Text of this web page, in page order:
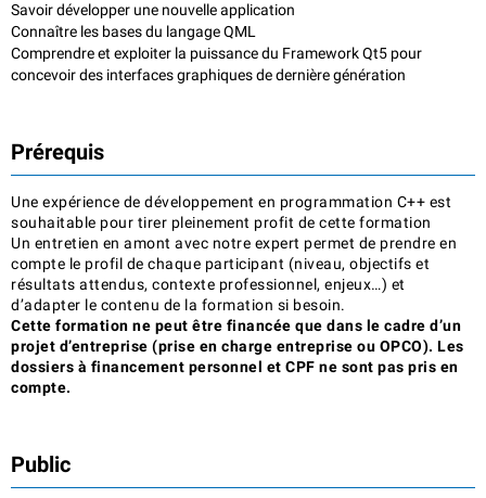
Savoir développer une nouvelle application
Connaître les bases du langage QML
Comprendre et exploiter la puissance du Framework Qt5 pour
concevoir des interfaces graphiques de dernière génération
Prérequis
Une expérience de développement en programmation C++ est
souhaitable pour tirer pleinement profit de cette formation
Un entretien en amont avec notre expert permet de prendre en
compte le profil de chaque participant (niveau, objectifs et
résultats attendus, contexte professionnel, enjeux…) et
d’adapter le contenu de la formation si besoin.
Cette formation ne peut être financée que dans le cadre d’un
projet d’entreprise (prise en charge entreprise ou OPCO). Les
dossiers à financement personnel et CPF ne sont pas pris en
compte.
Public